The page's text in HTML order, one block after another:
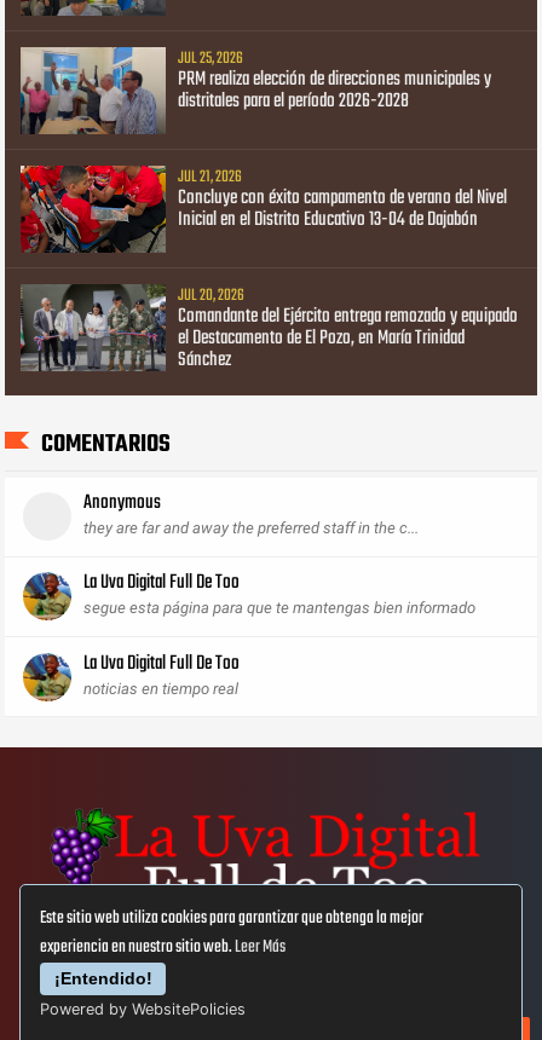
Este sitio web utiliza cookies para garantizar que obtenga la mejor
experiencia en nuestro sitio web.Leer Más
¡Entendido!
Powered by WebsitePolicies
JUL 25, 2026
PRM realiza elección de direcciones municipales y
distritales para el período 2026-2028
JUL 21, 2026
Concluye con éxito campamento de verano del Nivel
Inicial en el Distrito Educativo 13-04 de Dajabón
JUL 20, 2026
Comandante del Ejército entrega remozado y equipado
el Destacamento de El Pozo, en María Trinidad
Sánchez
COMENTARIOS
Anonymous
they are far and away the preferred staff in the c...
La Uva Digital Full De Too
segue esta página para que te mantengas bien informado
La Uva Digital Full De Too
noticias en tiempo real
Aviso Lega Privacidad
© Copyright 2019